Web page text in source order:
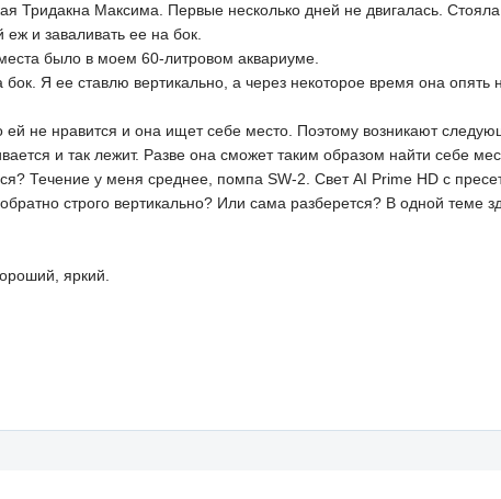
Тридакна Максима. Первые несколько дней не двигалась. Стояла
и заваливать ее на бок.
было в моем 60-литровом аквариуме.
Я ее ставлю вертикально, а через некоторое время она опять
ей не нравится и она ищет себе место. Поэтому возникают
и так лежит. Разве она сможет таким образом найти себе
Течение у меня среднее, помпа SW-2. Свет AI Prime HD с
строго вертикально? Или сама разберется? В одной теме
яркий.